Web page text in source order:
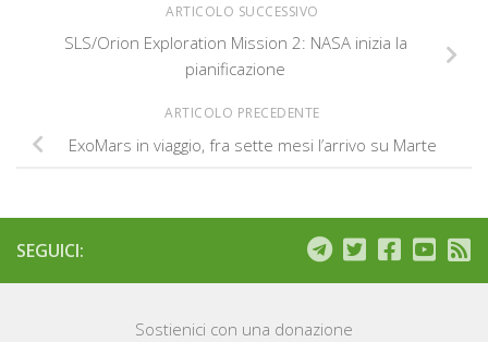
ARTICOLO SUCCESSIVO
SLS/Orion Exploration Mission 2: NASA inizia la
pianificazione
ARTICOLO PRECEDENTE
ExoMars in viaggio, fra sette mesi l’arrivo su Marte
SEGUICI:
Sostienici con una donazione